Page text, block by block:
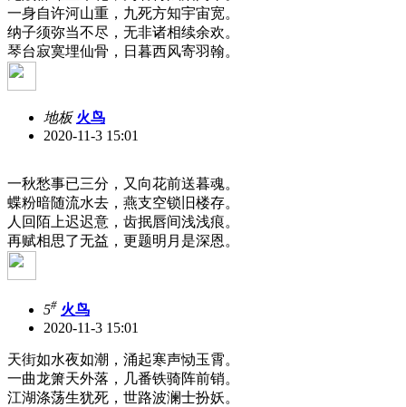
一身自许河山重，九死方知宇宙宽。
纳子须弥当不尽，无非诸相续余欢。
琴台寂寞埋仙骨，日暮西风寄羽翰。
地板 火鸟
2020-11-3 15:01
一秋愁事已三分，又向花前送暮魂。
蝶粉暗随流水去，燕支空锁旧楼存。
人回陌上迟迟意，齿抿唇间浅浅痕。
再赋相思了无益，更题明月是深恩。
5# 火鸟
2020-11-3 15:01
天街如水夜如潮，涌起寒声恸玉霄。
一曲龙箫天外落，几番铁骑阵前销。
江湖涤荡生犹死，世路波澜士扮妖。